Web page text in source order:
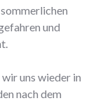
und
uns wieder in
nach dem